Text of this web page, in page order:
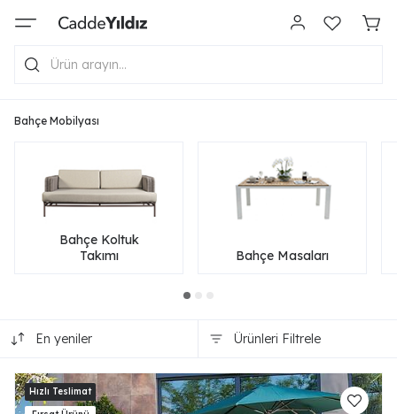
Bahçe Mobilyası
Bahçe Koltuk
Takımı
Bahçe Masaları
En yeniler Ürünleri Filtrele